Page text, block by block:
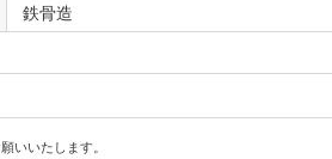
鉄骨造
いいたします。